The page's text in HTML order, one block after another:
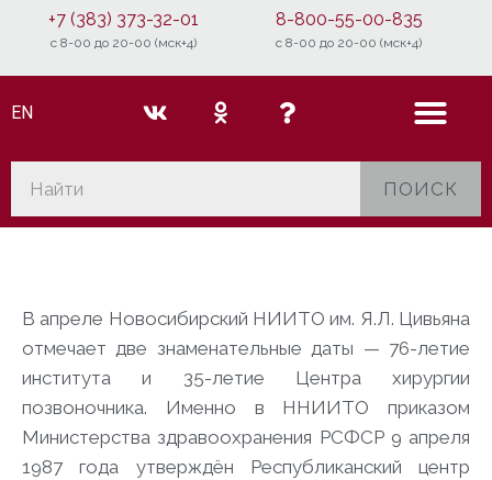
+7 (383) 373-32-01
c 8-00 до 20-00 (мск+4)
8-800-55-00-835
c 8-00 до 20-00 (мск+4)
EN
ПОИСК
В апреле Новосибирский НИИТО им. Я.Л. Цивьяна
отмечает две знаменательные даты — 76-летие
института и 35-летие Центра хирургии
позвоночника. Именно в ННИИТО приказом
Министерства здравоохранения РСФСР 9 апреля
1987 года утверждён Республиканский центр